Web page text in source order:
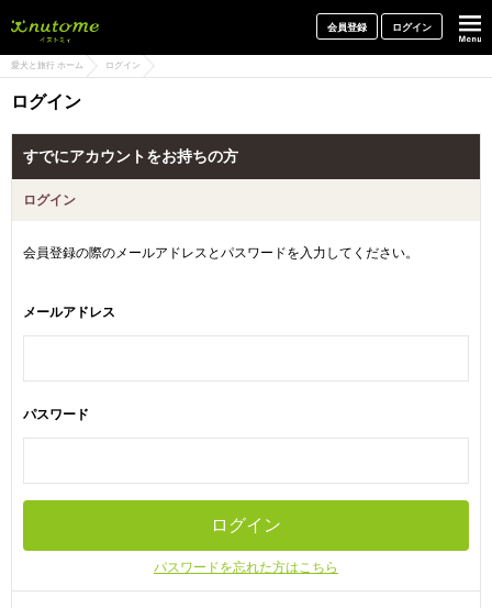
会員登録 ログイン
愛犬と旅行 ホーム ログイン
ログイン
すでにアカウントをお持ちの方
ログイン
会員登録の際のメールアドレスとパスワードを入力してください。
メールアドレス
パスワード
パスワードを忘れた方はこちら